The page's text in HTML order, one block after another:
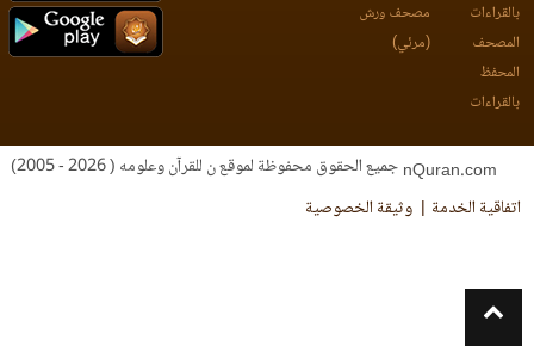
بالقراءات
المصحف
المحفظ
بالقراءات
مصحف ورش
(مرئي)
جميع الحقوق محفوظة لموقع ن للقرآن وعلومه ( 2026 - 2005)
اتفاقية الخدمة
وثيقة الخصوصية